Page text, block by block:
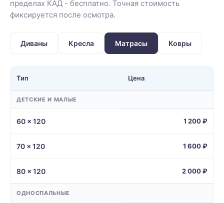
пределах КАД - бесплатно. Точная стоимость
фиксируется после осмотра.
Диваны Кресла Матрасы Ковры
Тип Цена
ДЕТСКИЕ И МАЛЫЕ
60 × 120 1 200 ₽
70 × 120 1 600 ₽
80 × 120 2 000 ₽
ОДНОСПАЛЬНЫЕ